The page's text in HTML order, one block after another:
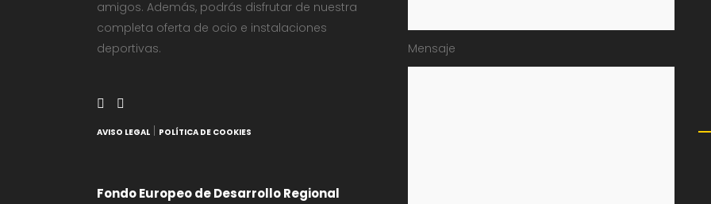
amigos. Además, podrás disfrutar de nuestra
completa oferta de ocio e instalaciones
deportivas.
AVISO LEGAL POLÍTICA DE COOKIES
Fondo Europeo de Desarrollo Regional
Mensaje